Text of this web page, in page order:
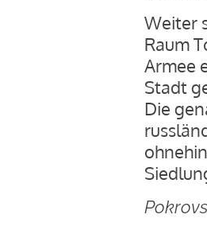
Weiter
Raum
Armee
Stadt
Die